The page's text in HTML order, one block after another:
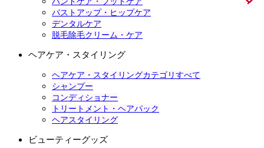
バストアップ・ヒップケア
デンタルケア
脱毛除毛クリーム・ケア
ヘアケア・スタイリング
ヘアケア・スタイリングカテゴリすべて
シャンプー
コンディショナー
トリートメント・ヘアパック
ヘアスタイリング
ビューティーグッズ